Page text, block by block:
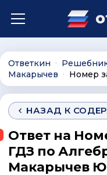
Ответкин ∙
Макарычев ∙ Номер
НАЗАД К
Ответ на
ГДЗ по
Макарычев